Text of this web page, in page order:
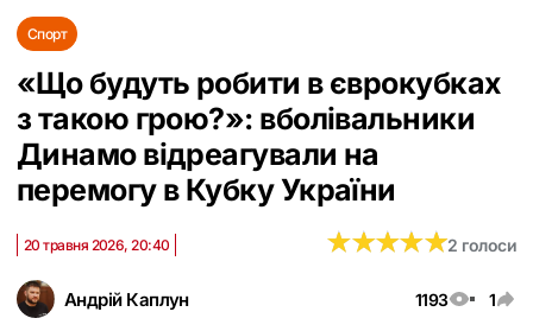
Спорт
«Що будуть робити в єврокубках
з такою грою?»: вболівальники
Динамо відреагували на
перемогу в Кубку України
Андрій Каплун 1193 1
20 травня 2026, 20:40 ★★★★★
★★★★★2 голоси